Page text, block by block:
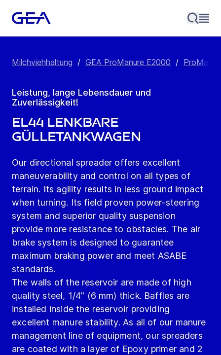
Milchviehhaltung / GEA ProManure E2000 /
Leistung, lange Lebensdauer und
Zuverlässigkeit!
EL44 Lenkbare
Gülletankwagen
Our directional spreader offers excellent
maneuverability and control on all types of
terrain. Its agility results in less ground impact
when turning. Its field proven power-steering
system and superior quality suspension
provide more resistance to obstacles. The air
brake system is designed to guarantee
maximum braking power and meet ASABE
standards.
The walls of the reservoir are made of high
quality steel, 1/4" (6 mm) thick. Baffles are
installed inside the reservoir providing
excellent manure stability. As all of our manure
management line of equipment, our spreaders
are coated with a layer of Epoxy primer and 2